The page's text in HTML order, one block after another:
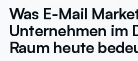
Was E-Mail
Unternehmen im
Raum heute